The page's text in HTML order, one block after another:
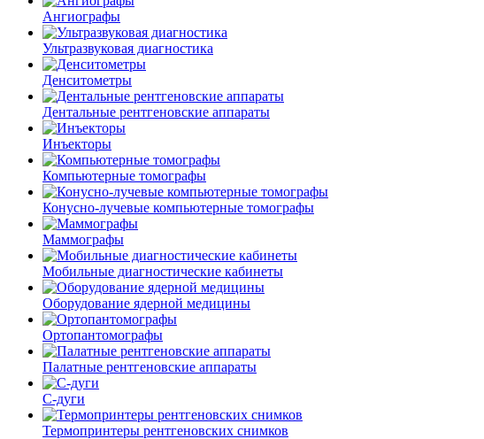
Ангиографы
Ультразвуковая диагностика
Денситометры
Дентальные рентгеновские аппараты
Инъекторы
Компьютерные томографы
Конусно-лучевые компьютерные томографы
Маммографы
Мобильные диагностические кабинеты
Оборудование ядерной медицины
Ортопантомографы
Палатные рентгеновские аппараты
С-дуги
Термопринтеры рентгеновских снимков